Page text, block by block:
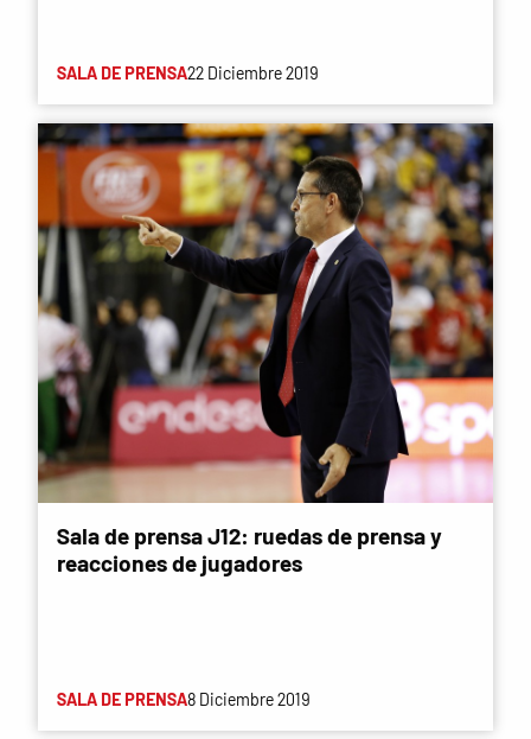
SALA DE PRENSA22 Diciembre 2019
Sala de prensa J12: ruedas de prensa y
reacciones de jugadores
SALA DE PRENSA8 Diciembre 2019